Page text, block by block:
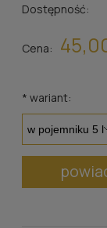
Dostępność:
Cena:
* wariant: